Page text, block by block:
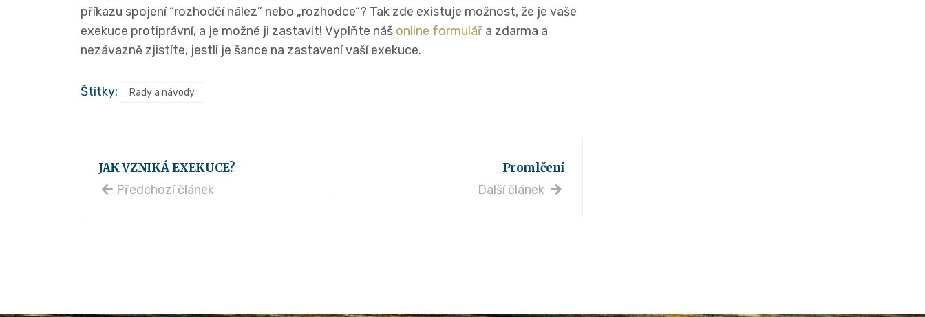
příkazu spojení “rozhodčí nález” nebo „rozhodce“? Tak zde existuje možnost, že je vaše
exekuce protiprávní, a je možné ji zastavit! Vyplňte náš online formulář a zdarma a
nezávazně zjistíte, jestli je šance na zastavení vaší exekuce.
Štítky: Rady a návody
JAK VZNIKÁ EXEKUCE?
Předchozí článek
Promlčení
Další článek